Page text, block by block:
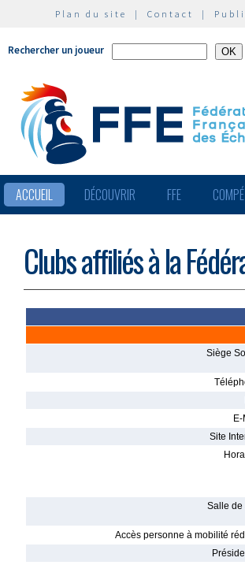
Plan du site | Contact |
Rechercher un joueur
ACCUEIL DÉCOUVRIR FFE
Clubs affiliés à la
Siège
Site
Salle de
Accès personne à mobilité